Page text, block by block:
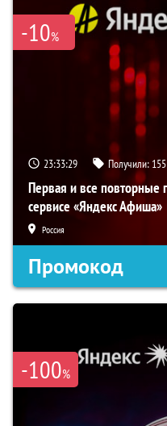
-10%
23:33:29 Получили: 155
Первая и все повторные
сервисе «Яндекс Афиша»
Россия
Промокод
-100%